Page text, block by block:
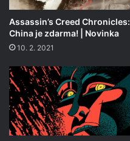
Assassin’s Creed Chronicles:
China je zdarma! | Novinka
10. 2. 2021